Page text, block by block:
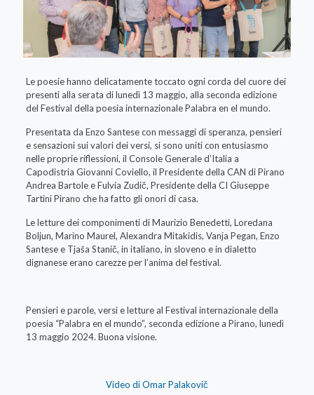
Le poesie hanno delicatamente toccato ogni corda del cuore dei
presenti alla serata di lunedì 13 maggio, alla seconda edizione
del Festival della poesia internazionale Palabra en el mundo.
Presentata da Enzo Santese con messaggi di speranza, pensieri
e sensazioni sui valori dei versi, si sono uniti con entusiasmo
nelle proprie riflessioni, il Console Generale d’Italia a
Capodistria Giovanni Coviello, il Presidente della CAN di Pirano
Andrea Bartole e Fulvia Zudič, Presidente della CI Giuseppe
Tartini Pirano che ha fatto gli onori di casa.
Le letture dei componimenti di Maurizio Benedetti, Loredana
Boljun, Marino Maurel, Alexandra Mitakidis, Vanja Pegan, Enzo
Santese e Tjaša Stanič, in italiano, in sloveno e in dialetto
dignanese erano carezze per l’anima del festival.
Pensieri e parole, versi e letture al Festival internazionale della
poesia “Palabra en el mundo”, seconda edizione a Pirano, lunedì
13 maggio 2024. Buona visione.
Video di Omar Palakovič